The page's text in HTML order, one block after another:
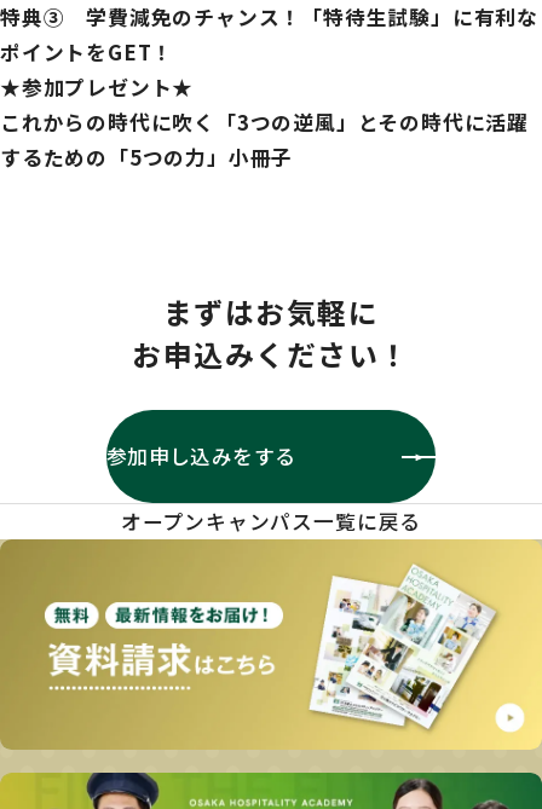
特典③ 学費減免のチャンス！「特待生試験」に有利な
ポイントをGET！
★参加プレゼント★
これからの時代に吹く「3つの逆風」とその時代に活躍
するための「5つの力」小冊子
まずはお気軽に
お申込みください！
参加申し込みをする
オープンキャンパス一覧に戻る